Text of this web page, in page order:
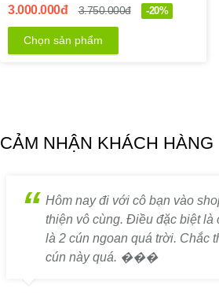
3.000.000đ 3.750.000đ -20%
Chọn sản phẩm
CẢM NHẬN KHÁCH HÀNG
Hôm nay đi với cô bạn vào
thiện vô cùng. Điều đặc biệt là
là 2 cún ngoan quá trời. Chắc
cún này quá. ���